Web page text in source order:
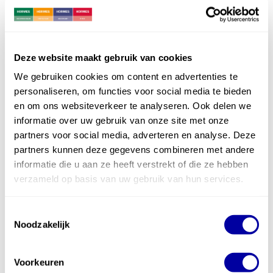
Deze website maakt gebruik van cookies
We gebruiken cookies om content en advertenties te
personaliseren, om functies voor social media te bieden
en om ons websiteverkeer te analyseren. Ook delen we
informatie over uw gebruik van onze site met onze
partners voor social media, adverteren en analyse. Deze
partners kunnen deze gegevens combineren met andere
informatie die u aan ze heeft verstrekt of die ze hebben
verzameld op basis van uw gebruik van hun services.
Noodzakelijk
Voorkeuren
crisis vier keer zo hoog. Het energieneutraal
10% meer. De stijging ten opzichte van 2015 is
dus voor een groot deel te verklaren uit het anders
Hoe zit het dan met materiaal en
arbeid?
bouwkosten. Onderzoek wijst echter uit dat de
kosten van materialen en arbeid de afgelopen